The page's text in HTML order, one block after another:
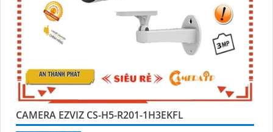
CAMERA EZVIZ CS-H5-R201-1H3EKFL